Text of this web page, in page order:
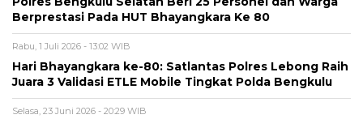
Berprestasi Pada HUT Bhayangkara Ke 80
Rabu, 1 Juli 2026 - 13:02 WIB
Hari Bhayangkara ke-80: Satlantas Polres Lebong Raih
Juara 3 Validasi ETLE Mobile Tingkat Polda Bengkulu
Selasa, 23 Juni 2026 - 20:29 WIB